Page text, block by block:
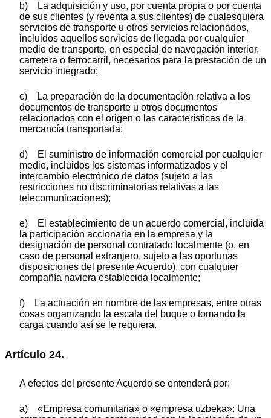
b) La adquisición y uso, por cuenta propia o por cuenta
de sus clientes (y reventa a sus clientes) de cualesquiera
servicios de transporte u otros servicios relacionados,
incluidos aquellos servicios de llegada por cualquier
medio de transporte, en especial de navegación interior,
carretera o ferrocarril, necesarios para la prestación de un
servicio integrado;
c) La preparación de la documentación relativa a los
documentos de transporte u otros documentos
relacionados con el origen o las características de la
mercancía transportada;
d) El suministro de información comercial por cualquier
medio, incluidos los sistemas informatizados y el
intercambio electrónico de datos (sujeto a las
restricciones no discriminatorias relativas a las
telecomunicaciones);
e) El establecimiento de un acuerdo comercial, incluida
la participación accionaria en la empresa y la
designación de personal contratado localmente (o, en
caso de personal extranjero, sujeto a las oportunas
disposiciones del presente Acuerdo), con cualquier
compañía naviera establecida localmente;
f) La actuación en nombre de las empresas, entre otras
cosas organizando la escala del buque o tomando la
carga cuando así se le requiera.
Artículo 24.
A efectos del presente Acuerdo se entenderá por:
a) «Empresa comunitaria» o «empresa uzbeka»: Una